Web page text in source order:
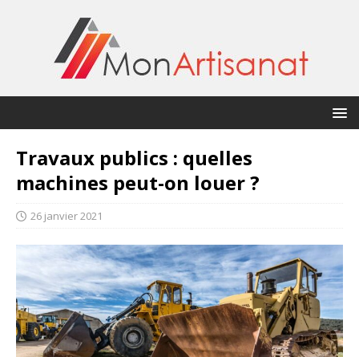
Travaux publics : quelles
machines peut-on louer ?
26 janvier 2021